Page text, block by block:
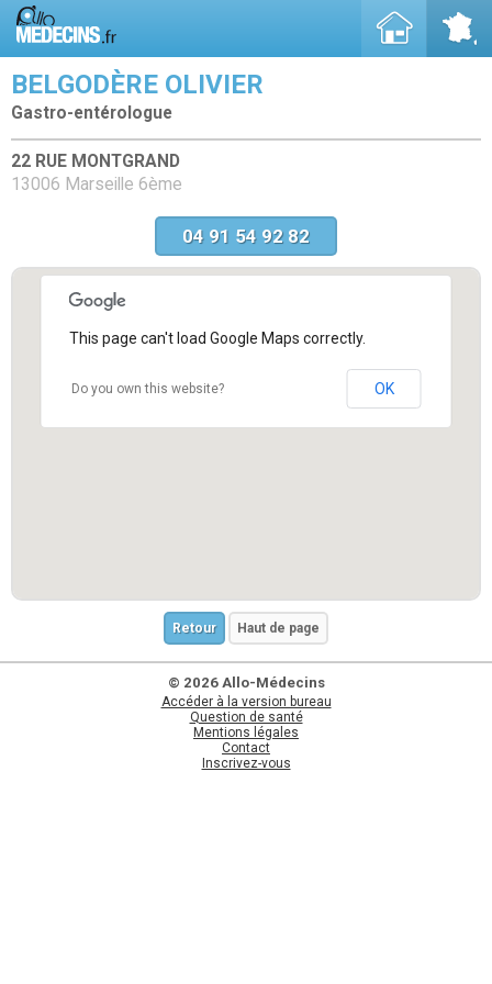
BELGODÈRE OLIVIER
Gastro-entérologue
22 RUE MONTGRAND
13006 Marseille 6ème
04 91 54 92 82
This page can't load Google Maps correctly.
Do you own this website? OK
Retour Haut de page
© 2026 Allo-Médecins
Accéder à la version bureau
Question de santé
Mentions légales
Contact
Inscrivez-vous